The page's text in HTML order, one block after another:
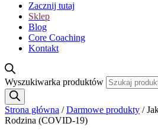
Zacznij tutaj
Sklep
Blog
Core Coaching
Kontakt
Wyszukiwarka produktów
Strona główna /Darmowe produkty /
Rodzina (COVID-19)